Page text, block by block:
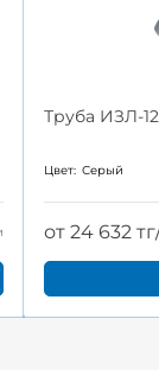
Труба ИЗЛ-
Цвет: Серый
от 24 632